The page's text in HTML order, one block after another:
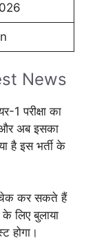
News
1 परीक्षा का
अब इसका
है इस भर्ती के
चेक कर सकते हैं
के लिए बुलाया
होगा।